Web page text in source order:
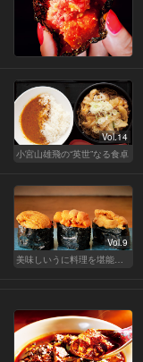
Vol.14
小宮山雄飛の“英世”なる食卓
Vol.9
美味しいうに料理を堪能できる東京の名店